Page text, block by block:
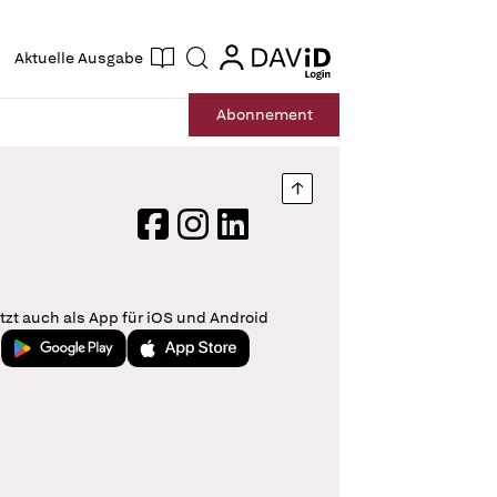
Aktuelle Ausgabe Suche login
login
Abonnement
Nach oben springen
FacebookInstagram
LinkedIn
auch als App für iOS und Android
Jetzt bei Google PlayLaden im App Store